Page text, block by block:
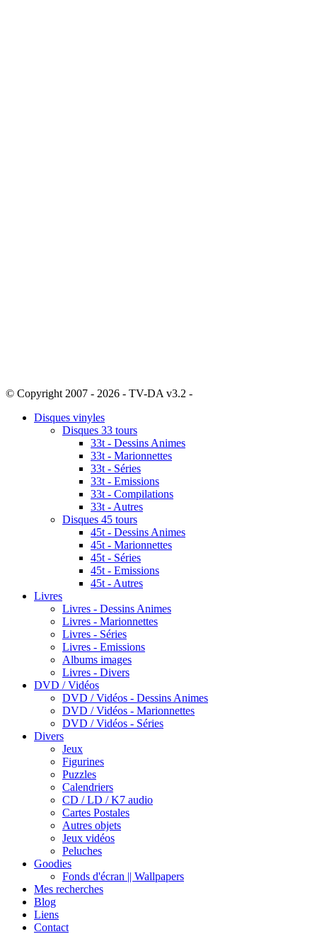
© Copyright 2007 - 2026 - TV-DA v3.2 -
Disques vinyles
Disques 33 tours
33t - Dessins Animes
33t - Marionnettes
33t - Séries
33t - Emissions
33t - Compilations
33t - Autres
Disques 45 tours
45t - Dessins Animes
45t - Marionnettes
45t - Séries
45t - Emissions
45t - Autres
Livres
Livres - Dessins Animes
Livres - Marionnettes
Livres - Séries
Livres - Emissions
Albums images
Livres - Divers
DVD / Vidéos
DVD / Vidéos - Dessins Animes
DVD / Vidéos - Marionnettes
DVD / Vidéos - Séries
Divers
Jeux
Figurines
Puzzles
Calendriers
CD / LD / K7 audio
Cartes Postales
Autres objets
Jeux vidéos
Peluches
Goodies
Fonds d'écran || Wallpapers
Mes recherches
Blog
Liens
Contact